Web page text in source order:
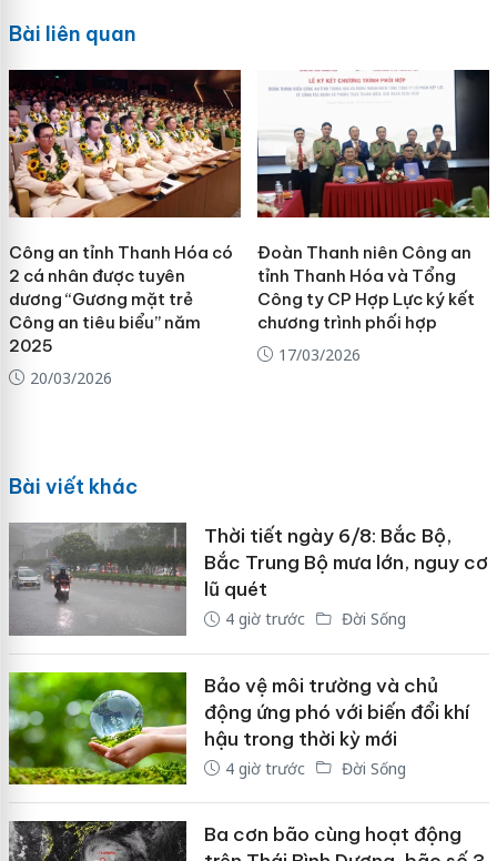
Bài liên quan
Công an tỉnh Thanh Hóa có
2 cá nhân được tuyên
dương “Gương mặt trẻ
Công an tiêu biểu” năm
2025
20/03/2026
Đoàn Thanh niên Công an
tỉnh Thanh Hóa và Tổng
Công ty CP Hợp Lực ký kết
chương trình phối hợp
17/03/2026
Bài viết khác
Thời tiết ngày 6/8: Bắc Bộ,
Bắc Trung Bộ mưa lớn, nguy cơ
lũ quét
4 giờ trước Đời Sống
Bảo vệ môi trường và chủ
động ứng phó với biến đổi khí
hậu trong thời kỳ mới
4 giờ trước Đời Sống
Ba cơn bão cùng hoạt động